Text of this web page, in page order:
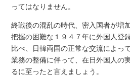
ってはなりません。
終戦後の混乱の時代、密入国者が増
把握の困難な１９４７年に外国人登
比べ、日韓両国の正常な交流によっ
業務の整備に伴って、在日外国人の
るに至ったと言えましょう。